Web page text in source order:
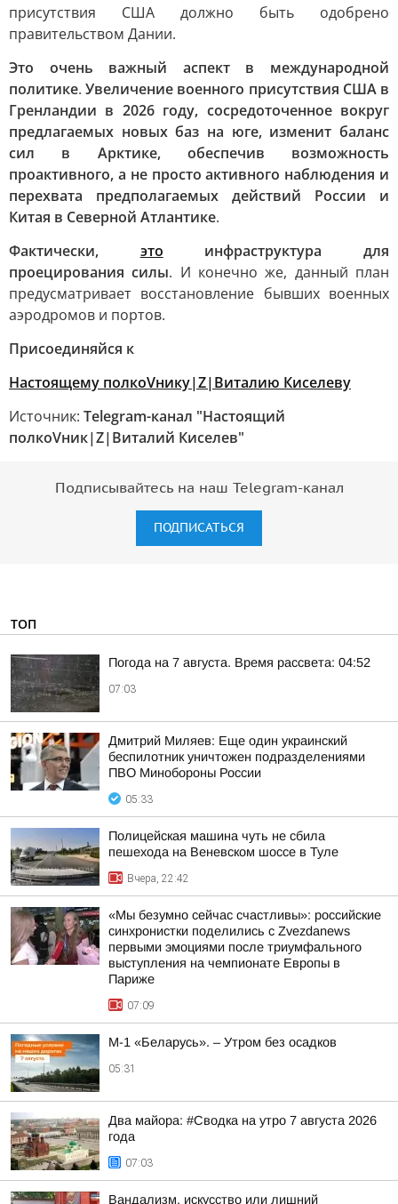
присутствия США должно быть одобрено
правительством Дании.
Это очень важный аспект в международной
политике.Увеличение военного присутствия США в
Гренландии в 2026 году, сосредоточенное вокруг
предлагаемых новых баз на юге, изменит баланс
сил в Арктике, обеспечив возможность
проактивного, а не просто активного наблюдения и
перехвата предполагаемых действий России и
Китая в Северной Атлантике.
Фактически, это инфраструктура для
проецирования силы. И конечно же, данный план
предусматривает восстановление бывших военных
аэродромов и портов.
Присоединяйся к
Настоящему полкоVнику|Z|Виталию Киселеву
Источник: Telegram-канал "Настоящий
полкоVник|Z|Виталий Киселев"
Подписывайтесь на наш Telegram-канал
ПОДПИСАТЬСЯ
ТОП
Погода на 7 августа. Время рассвета: 04:52
07:03
Дмитрий Миляев: Еще один украинский
беспилотник уничтожен подразделениями
ПВО Минобороны России
05:33
Полицейская машина чуть не сбила
пешехода на Веневском шоссе в Туле
Вчера, 22:42
«Мы безумно сейчас счастливы»: российские
синхронистки поделились с Zvezdanews
первыми эмоциями после триумфального
выступления на чемпионате Европы в
Париже
07:09
М-1 «Беларусь». – Утром без осадков
05:31
Два майора: #Сводка на утро 7 августа 2026
года
07:03
Вандализм, искусство или лишний